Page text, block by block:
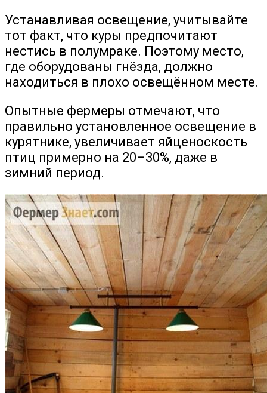
Устанавливая освещение, учитывайте
тот факт, что куры предпочитают
нестись в полумраке. Поэтому место,
где оборудованы гнёзда, должно
находиться в плохо освещённом месте.
Опытные фермеры отмечают, что
правильно установленное освещение в
курятнике, увеличивает яйценоскость
птиц примерно на 20–30%, даже в
зимний период.